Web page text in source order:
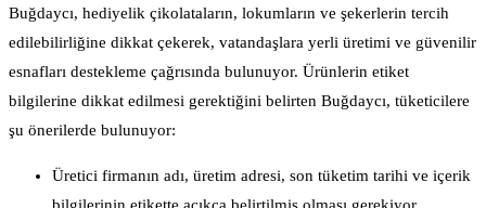
Buğdaycı, hediyelik çikolataların, lokumların ve şekerlerin tercih
edilebilirliğine dikkat çekerek, vatandaşlara yerli üretimi ve güvenilir
esnafları destekleme çağrısında bulunuyor. Ürünlerin etiket
bilgilerine dikkat edilmesi gerektiğini belirten Buğdaycı, tüketicilere
şu önerilerde bulunuyor:
Üretici firmanın adı, üretim adresi, son tüketim tarihi ve içerik
bilgilerinin etikette açıkça belirtilmiş olması gerekiyor